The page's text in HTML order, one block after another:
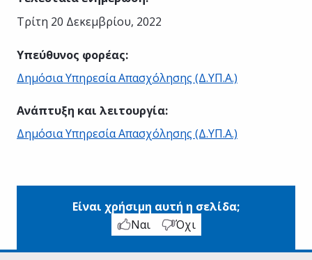
Τρίτη 20 Δεκεμβρίου, 2022
Υπεύθυνος φορέας:
Δημόσια Υπηρεσία Απασχόλησης (Δ.ΥΠ.Α.)
Ανάπτυξη και λειτουργία:
Δημόσια Υπηρεσία Απασχόλησης (Δ.ΥΠ.Α.)
Είναι χρήσιμη αυτή η σελίδα;
Ναι
Όχι